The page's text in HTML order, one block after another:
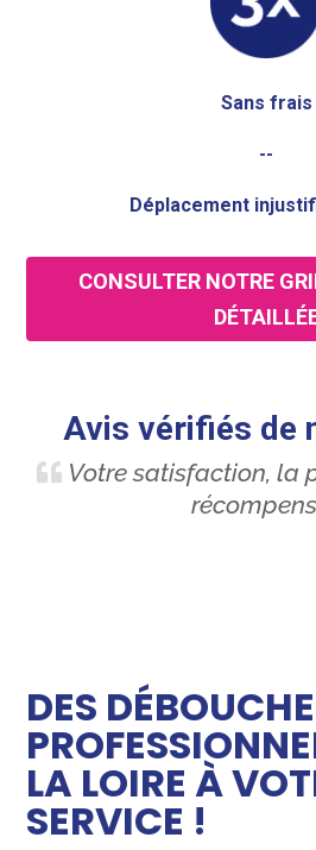
Sans frais
--
Déplacement
CONSULTER NOTRE
Avis vérifiés de
Votre satisfaction, la
DES
LA LOIRE À
SERVICE !